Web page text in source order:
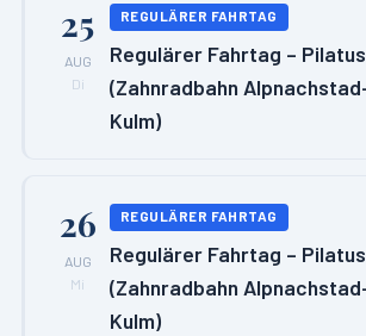
25
AUG
Di
REGULÄRER FAHRTAG
Regulärer Fahrtag –
(Zahnradbahn
Kulm)
26
AUG
Mi
REGULÄRER FAHRTAG
Regulärer Fahrtag –
(Zahnradbahn
Kulm)